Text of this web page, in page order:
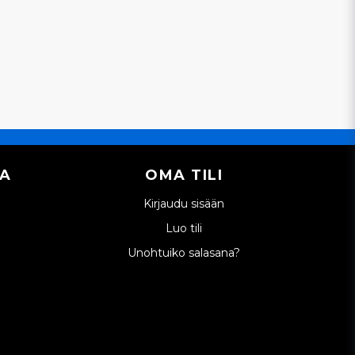
OMA TILI
Kirjaudu sisään
Luo tili
Unohtuiko salasana?